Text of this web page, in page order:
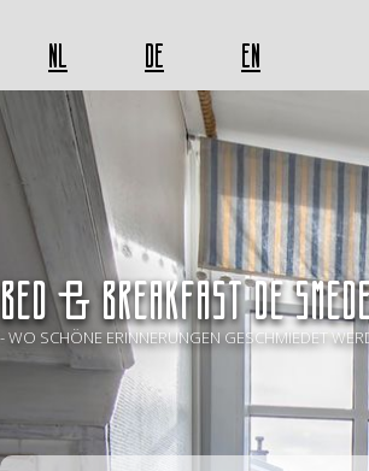
NL DE EN
BED & BREAKFAST De
- WO SCHÖNE ERINNERUNGEN GESCHMIEDET